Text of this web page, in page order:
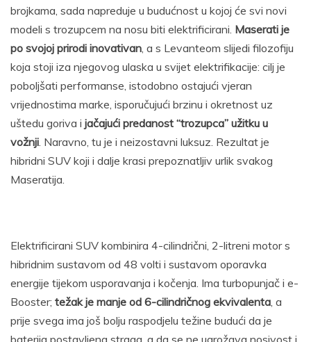
brojkama, sada napreduje u budućnost u kojoj će svi novi
modeli s trozupcem na nosu biti elektrificirani. Maserati je
po svojoj prirodi inovativan, a s Levanteom slijedi filozofiju
koja stoji iza njegovog ulaska u svijet elektrifikacije: cilj je
poboljšati performanse, istodobno ostajući vjeran
vrijednostima marke, isporučujući brzinu i okretnost uz
uštedu goriva i jačajući predanost “trozupca” užitku u
vožnji. Naravno, tu je i neizostavni luksuz. Rezultat je
hibridni SUV koji i dalje krasi prepoznatljiv urlik svakog
Maseratija.
Elektrificirani SUV kombinira 4-cilindrični, 2-litreni motor s
hibridnim sustavom od 48 volti i sustavom oporavka
energije tijekom usporavanja i kočenja. Ima turbopunjač i e-
Booster; težak je manje od 6-cilindričnog ekvivalenta, a
prije svega ima još bolju raspodjelu težine budući da je